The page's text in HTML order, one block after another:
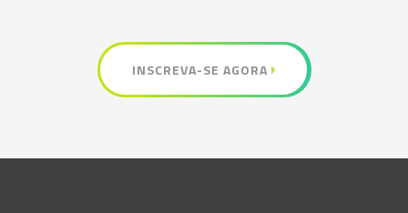
INSCREVA-SE AGORA